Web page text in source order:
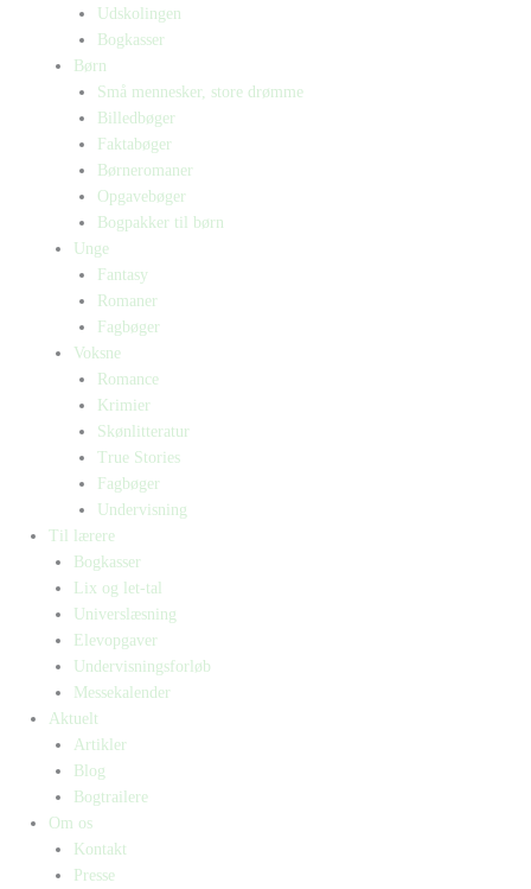
Udskolingen
Bogkasser
Børn
Små mennesker, store drømme
Billedbøger
Faktabøger
Børneromaner
Opgavebøger
Bogpakker til børn
Unge
Fantasy
Romaner
Fagbøger
Voksne
Romance
Krimier
Skønlitteratur
True Stories
Fagbøger
Undervisning
Til lærere
Bogkasser
Lix og let-tal
Universlæsning
Elevopgaver
Undervisningsforløb
Messekalender
Aktuelt
Artikler
Blog
Bogtrailere
Om os
Kontakt
Presse